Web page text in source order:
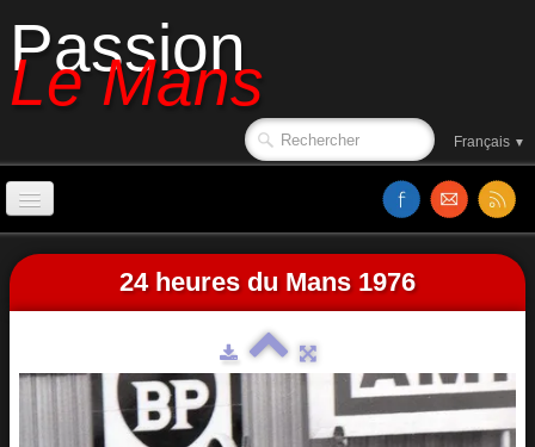
Passion
Le Mans
Français ▼
Accueil
Sorties de piste
Affiches
Classements
24 heures du Mans 1976